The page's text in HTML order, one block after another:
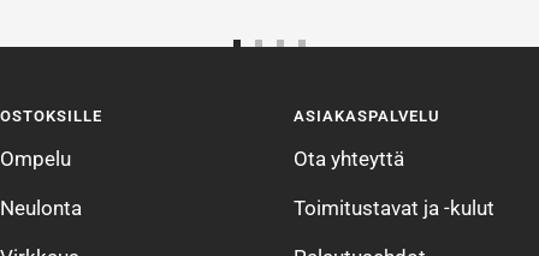
4
OSTOKSILLE
Ompelu
Neulonta
ASIAKASPALVELU
Ota yhteyttä
Toimitustavat ja -kulut